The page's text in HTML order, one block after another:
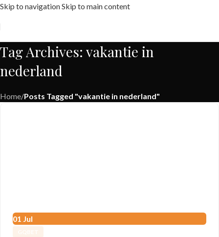
Skip to navigationSkip to main content
Tag Archives: vakantie in
nederland
Home/Posts Tagged "vakantie in nederland"
01 Jul